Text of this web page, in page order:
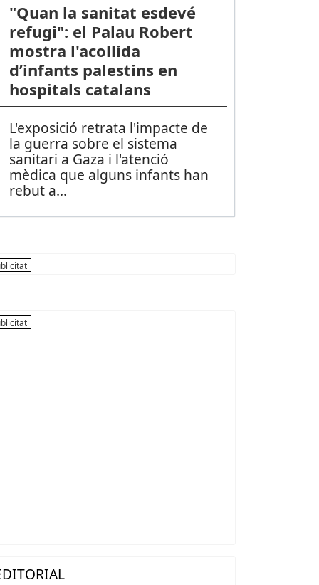
"Quan la sanitat esdevé
refugi": el Palau Robert
mostra l'acollida
d’infants palestins en
hospitals catalans
L'exposició retrata l'impacte de
la guerra sobre el sistema
sanitari a Gaza i l'atenció
mèdica que alguns infants han
rebut a...